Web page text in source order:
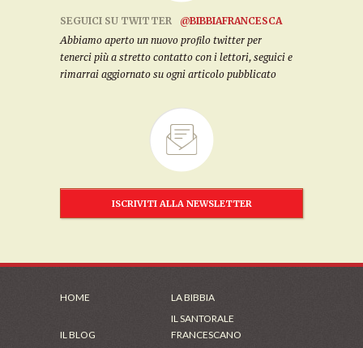
SEGUICI SU TWITTER
@BIBBIAFRANCESCA
Abbiamo aperto un nuovo profilo twitter per
tenerci più a stretto contatto con i lettori, seguici e
rimarrai aggiornato su ogni articolo pubblicato
ISCRIVITI ALLA NEWSLETTER
HOME LA BIBBIA
IL BLOG
IL SANTORALE
FRANCESCANO